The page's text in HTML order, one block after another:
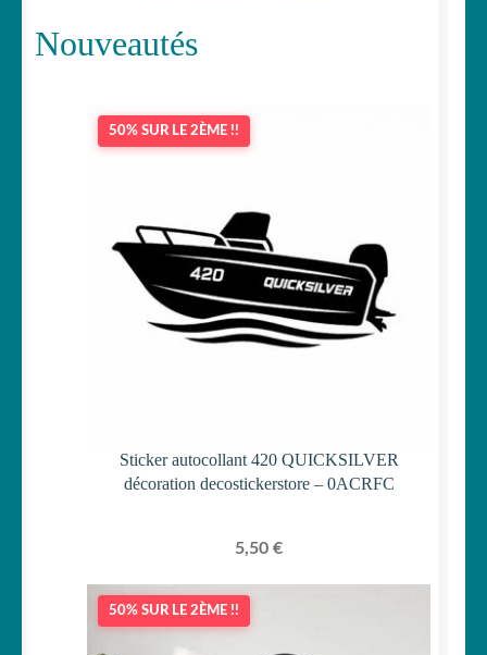
Nouveautés
50% SUR LE 2ÈME !!
Sticker autocollant 420 QUICKSILVER
décoration decostickerstore – 0ACRFC
5,50 €
50% SUR LE 2ÈME !!